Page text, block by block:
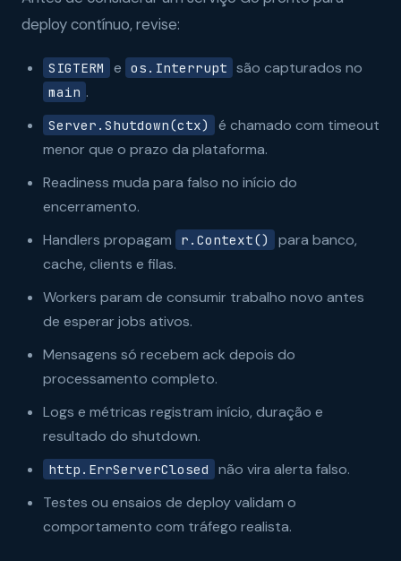
deploy contínuo, revise:
SIGTERM e os.Interrupt são capturados no
main .
Server.Shutdown(ctx)
é chamado com timeout
menor que o prazo da plataforma.
Readiness muda para falso no início do
encerramento.
Handlers propagam
r.Context()
para banco,
cache, clients e filas.
Workers param de consumir trabalho novo antes
de esperar jobs ativos.
Mensagens só recebem ack depois do
processamento completo.
Logs e métricas registram início, duração e
resultado do shutdown.
http.ErrServerClosed
não vira alerta falso.
Testes ou ensaios de deploy validam o
comportamento com tráfego realista.